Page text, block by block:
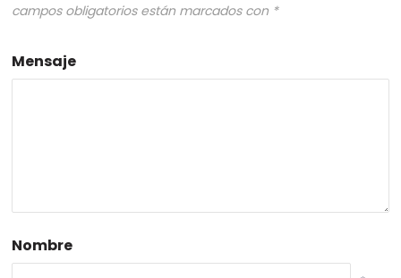
campos obligatorios están marcados con *
Mensaje
Nombre